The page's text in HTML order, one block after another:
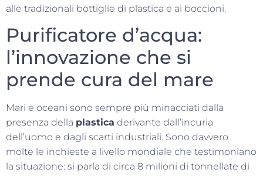
alle tradizionali bottiglie di plastica e ai boccioni.
Purificatore d’acqua:
l’innovazione che si
prende cura del mare
Mari e oceani sono sempre più minacciati dalla
presenza della plastica derivante dall’incuria
dell’uomo e dagli scarti industriali. Sono davvero
molte le inchieste a livello mondiale che testimoniano
la situazione: si parla di circa 8 milioni di tonnellate di